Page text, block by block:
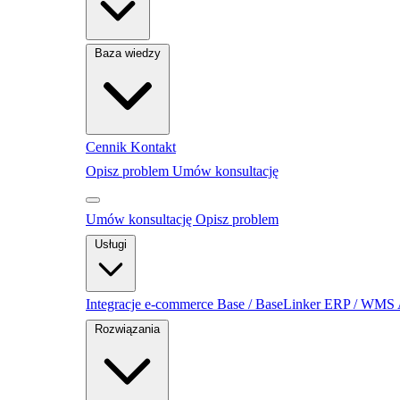
Cennik Kontakt
Opisz problem Umów konsultację
Umów konsultację Opisz problem
Integracje e-commerce Base / BaseLinkerERP / WMS
Rozwiązania